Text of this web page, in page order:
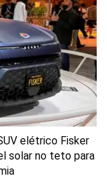
elétrico Fisker
solar no teto para